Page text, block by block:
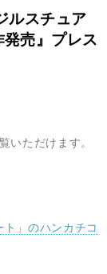
ルスチュア
売』プレス
いただけます。
ト」のハンカチコ